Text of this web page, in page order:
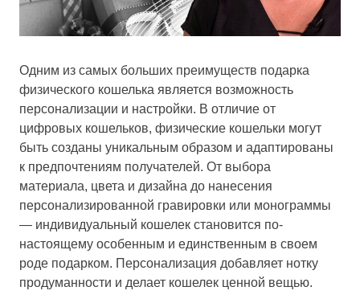
Одним из самых больших преимуществ подарка
физического кошелька является возможность
персонализации и настройки. В отличие от
цифровых кошельков, физические кошельки могут
быть созданы уникальным образом и адаптированы
к предпочтениям получателей. От выбора
материала, цвета и дизайна до нанесения
персонализированной гравировки или монограммы
— индивидуальный кошелек становится по-
настоящему особенным и единственным в своем
роде подарком. Персонализация добавляет нотку
продуманности и делает кошелек ценной вещью.